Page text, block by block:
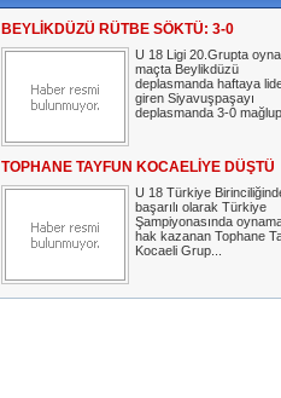
BEYLİKDÜZÜ RÜTBE SÖKTÜ: 3-0
U 18 Ligi 20.Grupta
maçta Beylikdüzü
deplasmanda haftaya
giren Siyavuşpaşayı
deplasmanda 3-0
TOPHANE TAYFUN KOCAELİYE DÜŞTÜ
U 18 Türkiye
başarılı olarak Türkiye
Şampiyonasında
hak kazanan Tophane
Kocaeli Grup...